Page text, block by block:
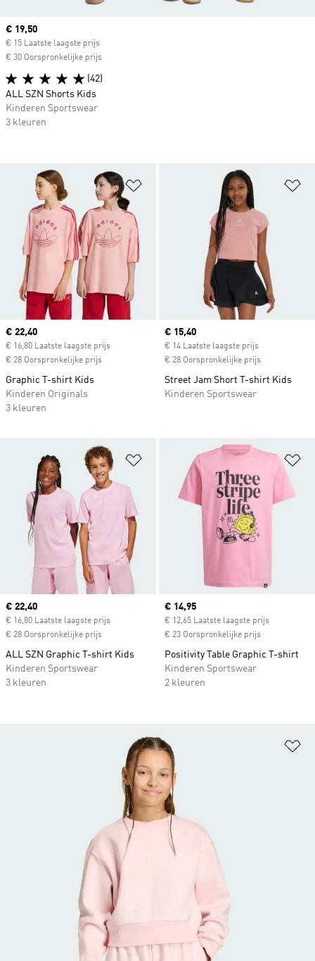
Op verlanglijst zetten
Current price
€ 22,40
€ 16,80 Laatste laagste prijs
€ 28 Oorspronkelijke prijs
Graphic T-shirt Kids
Kinderen Originals
3 kleuren
Current price
€ 15,40
€ 14 Laatste laagste prijs
€ 28 Oorspronkelijke prijs
Street Jam Short T-shirt Kids
Kinderen Sportswear
Op verlanglijst zetten
Current price
€ 22,40
€ 16,80 Laatste laagste prijs
€ 28 Oorspronkelijke prijs
ALL SZN Graphic T-shirt Kids
Kinderen Sportswear
3 kleuren
Current price
€ 14,95
€ 12,65 Laatste laagste prijs
€ 23 Oorspronkelijke prijs
Positivity Table Graphic T-shirt
Kinderen Sportswear
2 kleuren
Current price
€ 19,50
€ 15 Laatste laagste prijs
€ 30 Oorspronkelijke prijs
(42)
ALL SZN Shorts Kids
Kinderen Sportswear
3 kleuren